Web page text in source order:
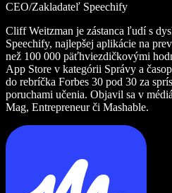
CEO/Zakladateľ Speechify
Cliff Weitzman je zástanca ľudí s
Speechify, najlepšej aplikácie na
než 100 000 päťhviezdičkovými
App Store v kategórii Správy a
do rebríčka Forbes 30 pod 30 za
poruchami učenia. Objavil sa v
Mag, Entrepreneur či Mashable.